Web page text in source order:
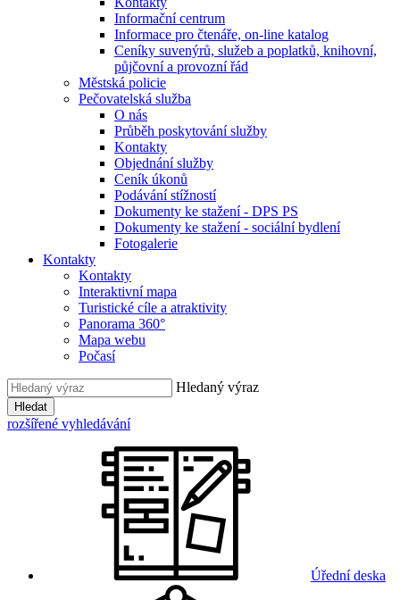
Informační centrum
Informace pro čtenáře, on-line katalog
Ceníky suvenýrů, služeb a poplatků, knihovní,
půjčovní a provozní řád
Městská policie
Pečovatelská služba
O nás
Průběh poskytování služby
Kontakty
Objednání služby
Ceník úkonů
Podávání stížností
Dokumenty ke stažení - DPS PS
Dokumenty ke stažení - sociální bydlení
Fotogalerie
Kontakty
Kontakty
Interaktivní mapa
Turistické cíle a atraktivity
Panorama 360°
Mapa webu
Počasí
Hledaný výraz
Hledat
rozšířené vyhledávání
Úřední deska